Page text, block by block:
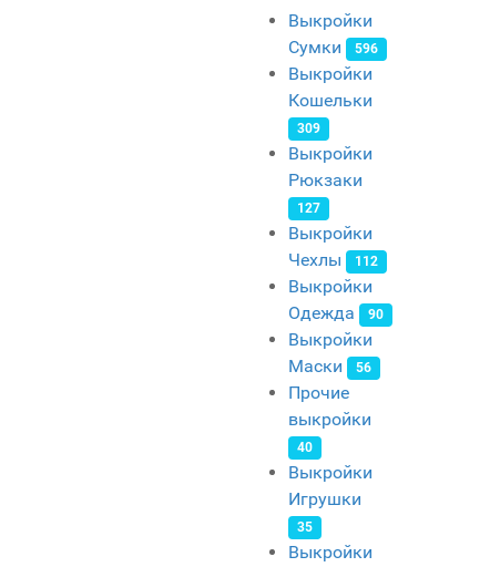
Выкройки
Сумки
596
Выкройки
Кошельки
309
Выкройки
Рюкзаки
127
Выкройки
Чехлы
112
Выкройки
Одежда
90
Выкройки
Маски
56
Прочие
выкройки
40
Выкройки
Игрушки
35
Выкройки